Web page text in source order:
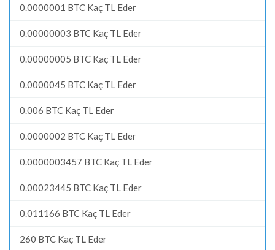
0.0000001 BTC Kaç TL Eder
0.00000003 BTC Kaç TL Eder
0.00000005 BTC Kaç TL Eder
0.0000045 BTC Kaç TL Eder
0.006 BTC Kaç TL Eder
0.0000002 BTC Kaç TL Eder
0.0000003457 BTC Kaç TL Eder
0.00023445 BTC Kaç TL Eder
0.011166 BTC Kaç TL Eder
260 BTC Kaç TL Eder